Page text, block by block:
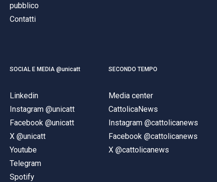
pubblico
Contatti
SOCIAL E MEDIA @unicatt
Linkedin
Instagram @unicatt
Facebook @unicatt
X @unicatt
Youtube
Telegram
Spotify
SECONDO TEMPO
Media center
CattolicaNews
Instagram @cattolicanews
Facebook @cattolicanews
X @cattolicanews